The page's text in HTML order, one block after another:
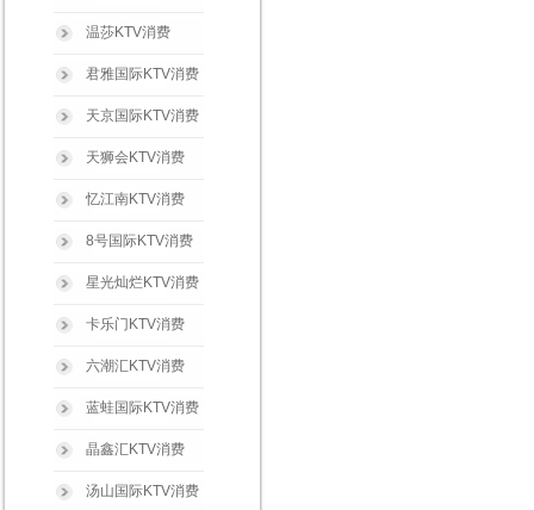
温莎KTV消费
君雅国际KTV消费
天京国际KTV消费
天狮会KTV消费
忆江南KTV消费
8号国际KTV消费
星光灿烂KTV消费
卡乐门KTV消费
六潮汇KTV消费
蓝蛙国际KTV消费
晶鑫汇KTV消费
汤山国际KTV消费